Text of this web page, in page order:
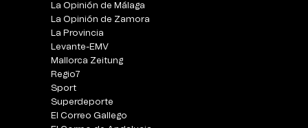
La Opinión de Málaga
La Opinión de Zamora
La Provincia
Levante-EMV
Mallorca Zeitung
Regio7
Sport
Superdeporte
El Correo Gallego